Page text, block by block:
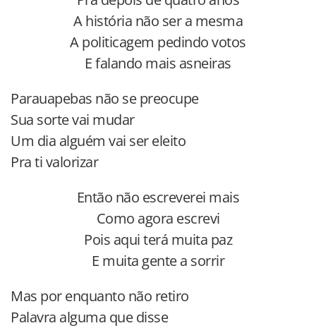
A história não ser a mesma
A politicagem pedindo votos
E falando mais asneiras
Parauapebas não se preocupe
Sua sorte vai mudar
Um dia alguém vai ser eleito
Pra ti valorizar
Então não escreverei mais
Como agora escrevi
Pois aqui terá muita paz
E muita gente a sorrir
Mas por enquanto não retiro
Palavra alguma que disse